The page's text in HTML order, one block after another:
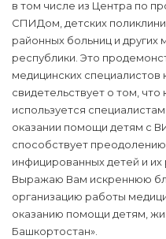
в том числе из Центра по
СПИДом, детских
районных больниц и других
республики. Это
медицинских специалистов
свидетельствует о том,
используется
оказании помощи детям с
способствует
инфицированных детей и их
Выражаю Вам искреннюю
организацию работы
оказанию помощи детям,
Башкортостан».